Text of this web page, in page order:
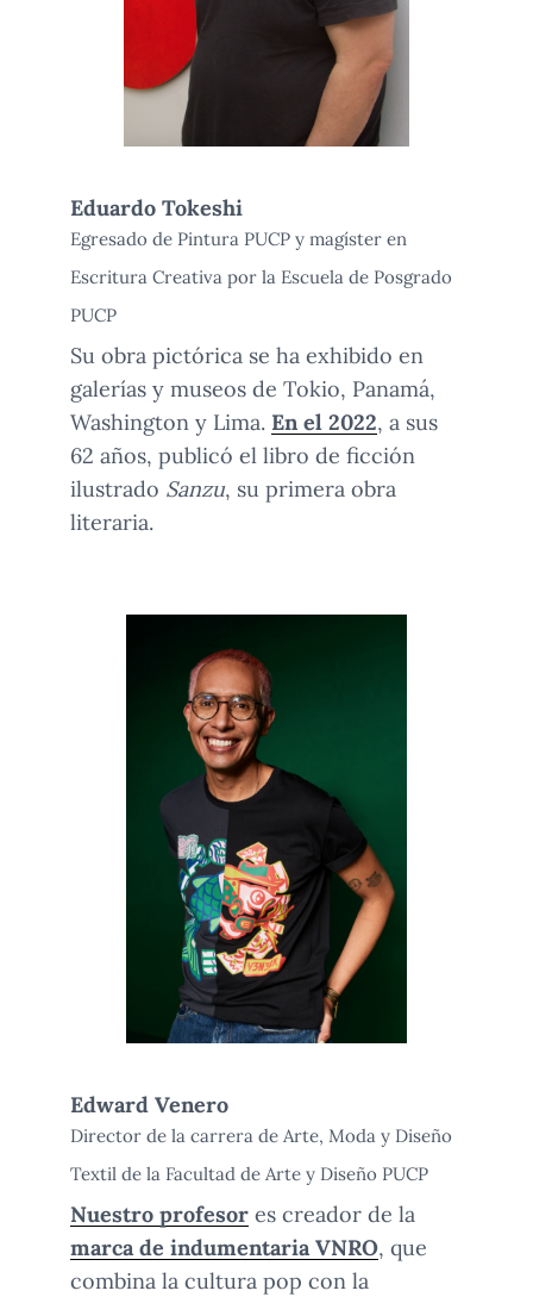
Eduardo Tokeshi
Egresado de Pintura PUCP y magíster en
Escritura Creativa por la Escuela de Posgrado
PUCP
Su obra pictórica se ha exhibido en
galerías y museos de Tokio, Panamá,
Washington y Lima. En el 2022, a sus
62 años, publicó el libro de ficción
ilustrado Sanzu, su primera obra
literaria.
Edward Venero
Director de la carrera de Arte, Moda y Diseño
Textil de la Facultad de Arte y Diseño PUCP
Nuestro profesor es creador de la
marca de indumentaria VNRO, que
combina la cultura pop con la